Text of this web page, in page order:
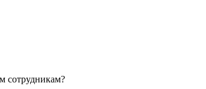
сотрудникам?